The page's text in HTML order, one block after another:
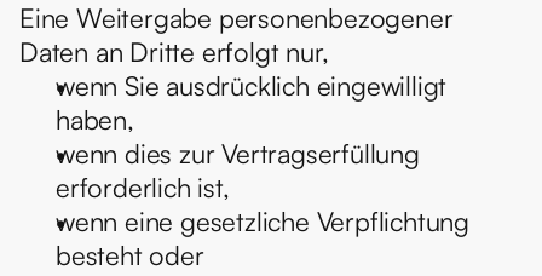
Eine Weitergabe personenbezogener
Daten an Dritte erfolgt nur,
wenn Sie ausdrücklich eingewilligt
haben,
wenn dies zur Vertragserfüllung
erforderlich ist,
wenn eine gesetzliche Verpflichtung
besteht oder